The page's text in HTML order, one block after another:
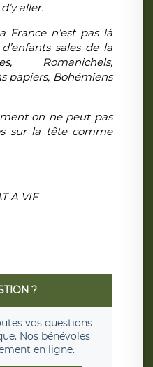
aller.
France n’est pas là
sales de la
Romanichels,
papiers, Bohémiens
on ne peut pas
sur la tête comme
A VIF
?
vos questions
Nos bénévoles
en ligne.